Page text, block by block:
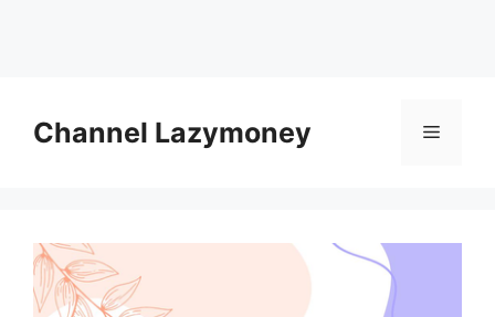
contentChannel Lazymoney Menu